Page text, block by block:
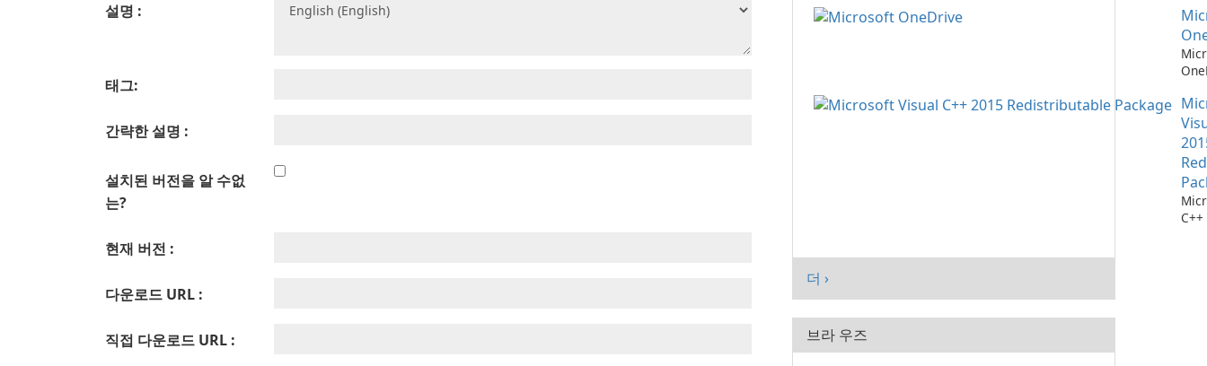
설명 :
태그:
간략한 설명 :
설치된 버전을 알 수없
는?
현재 버전 :
다운로드 URL :
직접 다운로드 URL :
소
더 ›
브라 우즈